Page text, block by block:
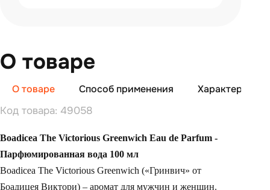
О товаре
О товаре Способ применения
Код товара: 49058
Boadicea The Victorious Greenwich Eau de Parfum -
Парфюмированная вода 100 мл
Boadicea The Victorious Greenwich («Гринвич» от
Боадицея Виктори) – аромат для мужчин и женщин.